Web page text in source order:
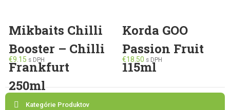
be
chosen
on
the
product
page
Mikbaits Chilli
Booster – Chilli
Frankfurt
250ml
€9.15 s DPH
Korda GOO
Passion Fruit
115ml
€18.50 s DPH
Kategórie Produktov